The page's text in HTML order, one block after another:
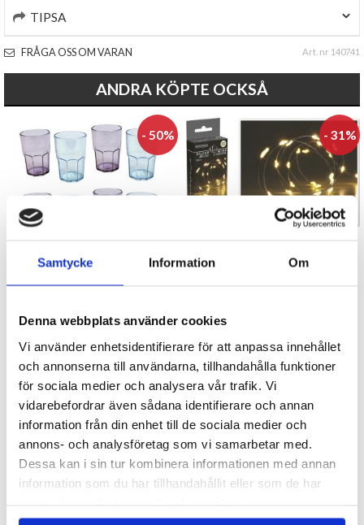
Samtycke Information Om
Denna webbplats använder cookies
Vi använder enhetsidentifierare för att anpassa innehållet
och annonserna till användarna, tillhandahålla funktioner
för sociala medier och analysera vår trafik. Vi
vidarebefordrar även sådana identifierare och annan
information från din enhet till de sociala medier och
annons- och analysföretag som vi samarbetar med.
Dessa kan i sin tur kombinera informationen med annan
information som du har tillhandahållit eller som de har
TIPSA
FRÅGA OSS OM VARAN Art. nr 140741
ANDRA KÖPTE OCKSÅ
- 50%
Glas i plast - Lila
KÖP
- 31%
Ljusslinga 20-LED silverwire
KÖP
- 20%
Julkalsonger (Large) Sugrör i metall 5-delar